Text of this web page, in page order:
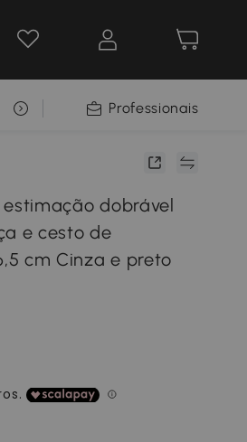
SELEÇÃO PREMIUMProfessionais
dobrável
e cesto de
cm Cinza e preto